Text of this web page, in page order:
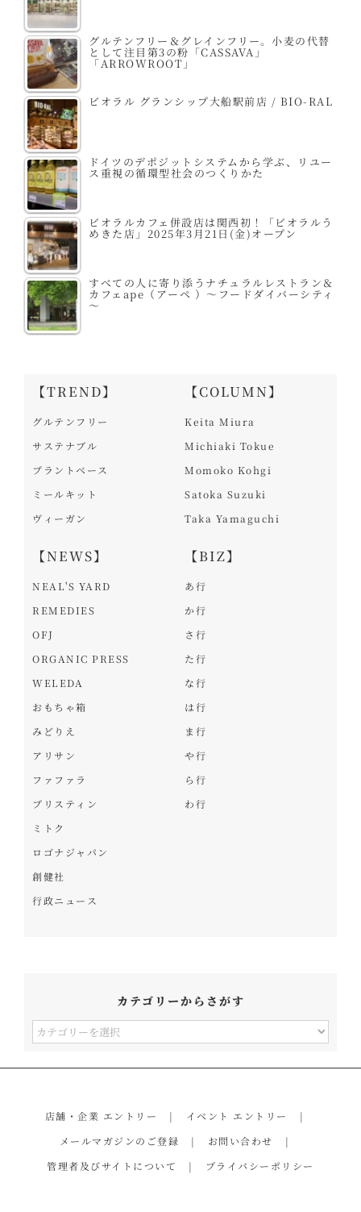
グルテンフリー＆グレインフリー。小麦の代替
として注目第3の粉「CASSAVA」
「ARROWROOT」
ビオラル グランシップ大船駅前店 / BIO-RAL
ドイツのデポジットシステムから学ぶ、リユー
ス重視の循環型社会のつくりかた
ビオラルカフェ併設店は関西初！「ビオラルう
めきた店」2025年3月21日(金)オープン
すべての人に寄り添うナチュラルレストラン＆
カフェape（アーペ ）～フードダイバーシティ
～
【TREND】
グルテンフリー
サステナブル
プラントベース
ミールキット
ヴィーガン
【NEWS】
NEAL'S YARD
REMEDIES
OFJ
ORGANIC PRESS
WELEDA
おもちゃ箱
みどりえ
アリサン
ファファラ
プリスティン
ミトク
ロゴナジャパン
創健社
行政ニュース
【COLUMN】
Keita Miura
Michiaki Tokue
Momoko Kohgi
Satoka Suzuki
Taka Yamaguchi
【BIZ】
あ行
か行
さ行
た行
な行
は行
ま行
や行
ら行
わ行
カテゴリーからさがす
カ
店舗・企業 エントリー
イベント エントリー
メールマガジンのご登録
お問い合わせ
管理者及びサイトについて
プライバシーポリシー